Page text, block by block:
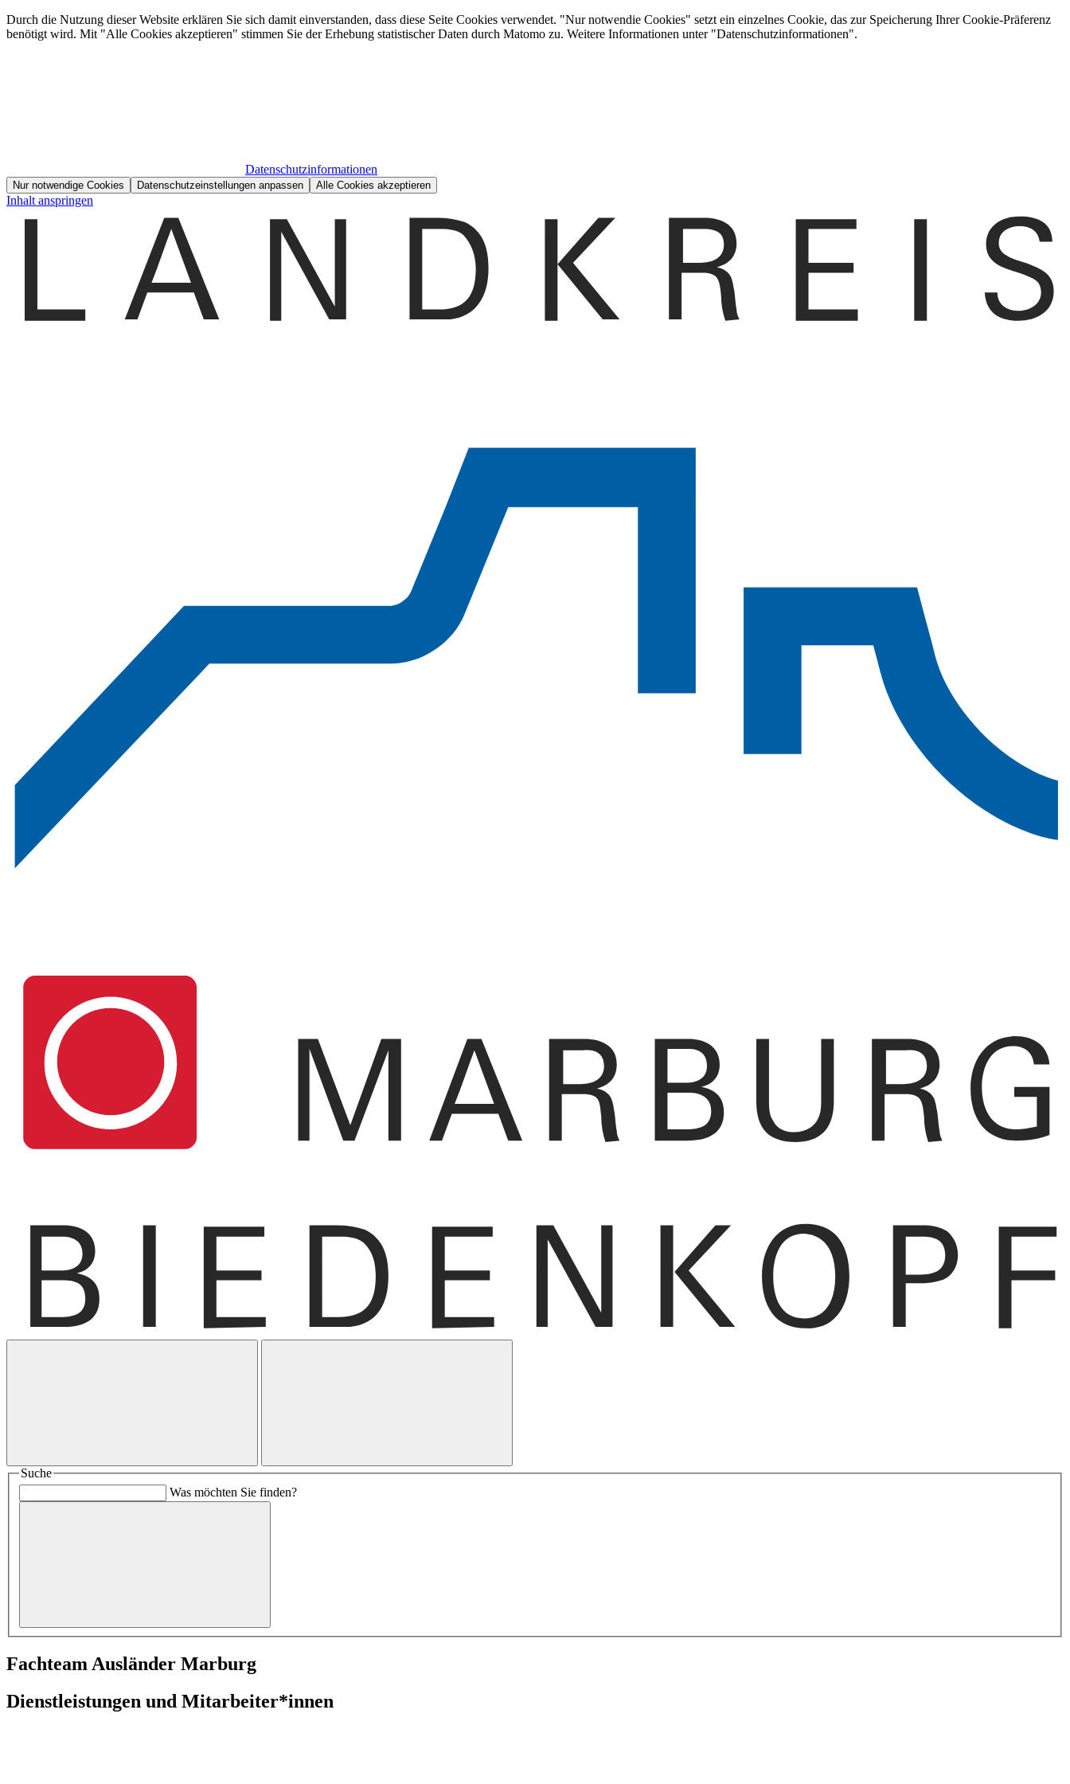
Durch die Nutzung dieser Website erklären Sie sich damit einverstanden, dass diese Seite Cookies verwendet. "Nur notwendie Cookies" setzt ein einzelnes Cookie, das zur Speicherung Ihrer Cookie-Präferenz
benötigt wird. Mit "Alle Cookies akzeptieren" stimmen Sie der Erhebung statistischer Daten durch Matomo zu. Weitere Informationen unter "Datenschutzinformationen".
Datenschutzinformationen
Nur notwendige Cookies Datenschutzeinstellungen anpassen Alle Cookies akzeptieren
Inhalt anspringen
Suche
Was möchten Sie finden?
Fachteam Ausländer Marburg
Dienstleistungen und Mitarbeiter*innen